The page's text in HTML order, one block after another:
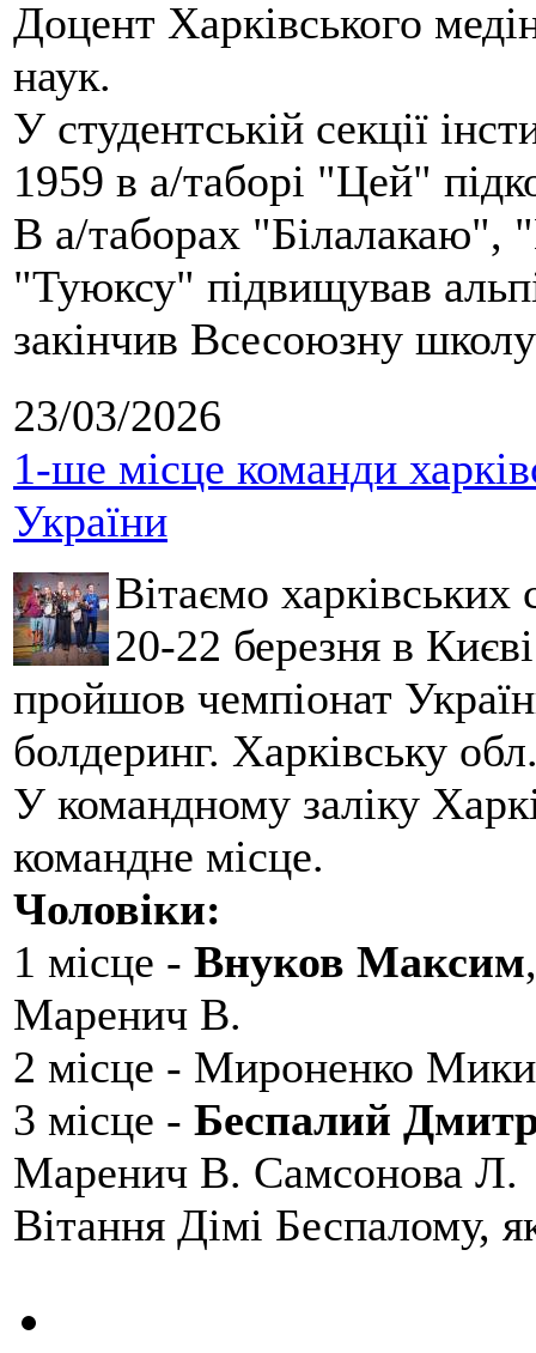
Доцент Харківського
наук.
У студентській секції
1959 в а/таборі "Цей"
В а/таборах "Білалакаю",
"Туюксу" підвищував
закінчив Всесоюзну
23/03/2026
1-ше місце команди
України
Вітаємо
20-22 березня в
пройшов чемпіонат
болдеринг. Харківську
У командному заліку
командне місце.
Чоловіки:
1 місце - Внуков Максим
Маренич В.
2 місце - Мироненко
3 місце - Беспалий
Маренич В. Самсонова Л.
Вітання Дімі Беспалому,